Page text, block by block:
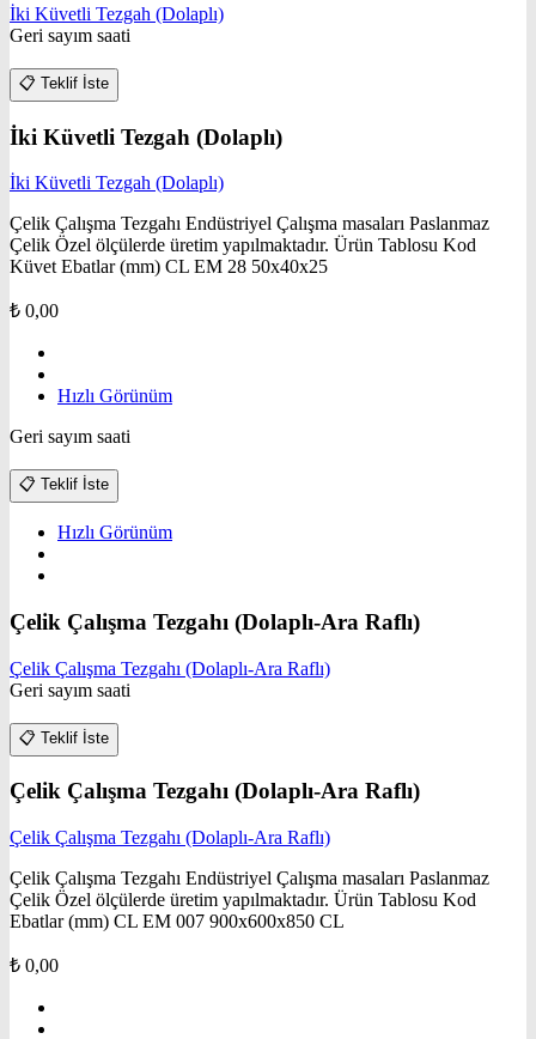
İki Küvetli Tezgah (Dolaplı)
Geri sayım saati
📋 Teklif İste
İki Küvetli Tezgah (Dolaplı)
İki Küvetli Tezgah (Dolaplı)
Çelik Çalışma Tezgahı Endüstriyel Çalışma masaları Paslanmaz
Çelik Özel ölçülerde üretim yapılmaktadır. Ürün Tablosu Kod
Küvet Ebatlar (mm) CL EM 28 50x40x25
₺ 0,00
Hızlı Görünüm
Geri sayım saati
📋 Teklif İste
Hızlı Görünüm
Çelik Çalışma Tezgahı (Dolaplı-Ara Raflı)
Çelik Çalışma Tezgahı (Dolaplı-Ara Raflı)
Geri sayım saati
📋 Teklif İste
Çelik Çalışma Tezgahı (Dolaplı-Ara Raflı)
Çelik Çalışma Tezgahı (Dolaplı-Ara Raflı)
Çelik Çalışma Tezgahı Endüstriyel Çalışma masaları Paslanmaz
Çelik Özel ölçülerde üretim yapılmaktadır. Ürün Tablosu Kod
Ebatlar (mm) CL EM 007 900x600x850 CL
₺ 0,00